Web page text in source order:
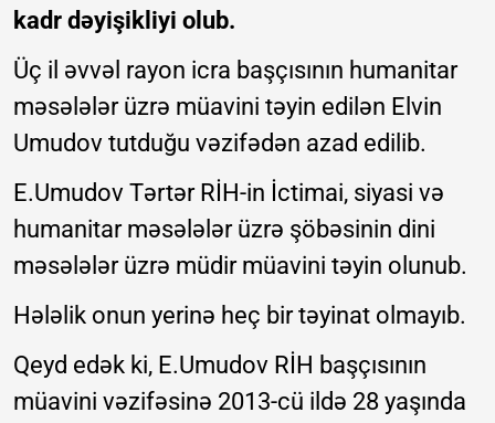
kadr dəyişikliyi olub.
Üç il əvvəl rayon icra başçısının humanitar
məsələlər üzrə müavini təyin edilən Elvin
Umudov tutduğu vəzifədən azad edilib.
E.Umudov Tərtər RİH-in İctimai, siyasi və
humanitar məsələlər üzrə şöbəsinin dini
məsələlər üzrə müdir müavini təyin olunub.
Hələlik onun yerinə heç bir təyinat olmayıb.
Qeyd edək ki, E.Umudov RİH başçısının
müavini vəzifəsinə 2013-cü ildə 28 yaşında